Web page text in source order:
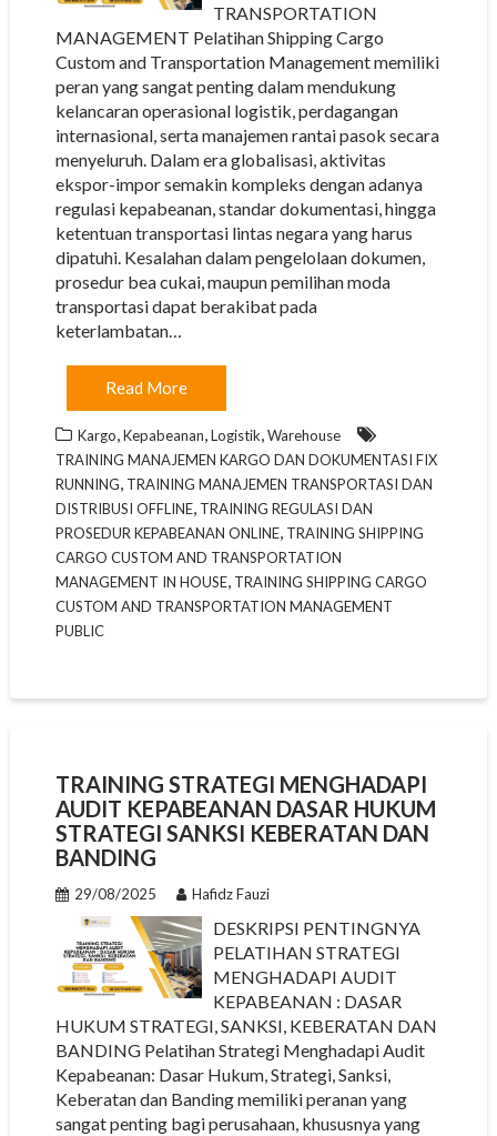
TRANSPORTATION
MANAGEMENT Pelatihan Shipping Cargo
Custom and Transportation Management memiliki
peran yang sangat penting dalam mendukung
kelancaran operasional logistik, perdagangan
internasional, serta manajemen rantai pasok secara
menyeluruh. Dalam era globalisasi, aktivitas
ekspor-impor semakin kompleks dengan adanya
regulasi kepabeanan, standar dokumentasi, hingga
ketentuan transportasi lintas negara yang harus
dipatuhi. Kesalahan dalam pengelolaan dokumen,
prosedur bea cukai, maupun pemilihan moda
transportasi dapat berakibat pada
keterlambatan…
Read More
Kargo,Kepabeanan,Logistik,Warehouse
TRAINING MANAJEMEN KARGO DAN DOKUMENTASI FIX
RUNNING, TRAINING MANAJEMEN TRANSPORTASI DAN
DISTRIBUSI OFFLINE, TRAINING REGULASI DAN
PROSEDUR KEPABEANAN ONLINE, TRAINING SHIPPING
CARGO CUSTOM AND TRANSPORTATION
MANAGEMENT IN HOUSE, TRAINING SHIPPING CARGO
CUSTOM AND TRANSPORTATION MANAGEMENT
PUBLIC
TRAINING STRATEGI MENGHADAPI
AUDIT KEPABEANAN DASAR HUKUM
STRATEGI SANKSI KEBERATAN DAN
BANDING
29/08/2025 Hafidz Fauzi
DESKRIPSI PENTINGNYA
PELATIHAN STRATEGI
MENGHADAPI AUDIT
KEPABEANAN : DASAR
HUKUM STRATEGI, SANKSI, KEBERATAN DAN
BANDING Pelatihan Strategi Menghadapi Audit
Kepabeanan: Dasar Hukum, Strategi, Sanksi,
Keberatan dan Banding memiliki peranan yang
sangat penting bagi perusahaan, khususnya yang